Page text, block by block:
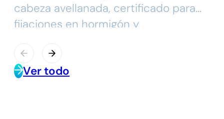
cabeza avellanada, certificado para
fijaciones en hormigón y
Ver todo